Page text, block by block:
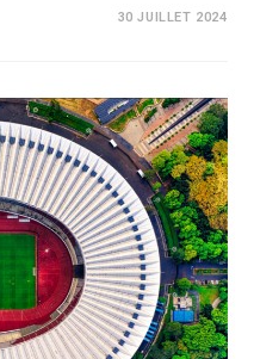
30 JUILLET 2024